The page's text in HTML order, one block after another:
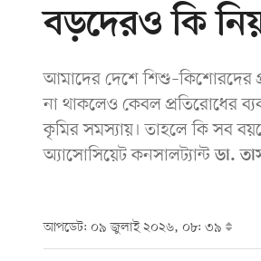
বড়দেরও কি
আমাদের দেশে শিশু–কিশোরদের
না থাকলেও কেবল প্রতিরোধের
কৃমির সমস্যায়। তাহলে কি সব
অ্যাসোসিয়েট কনসালট্যান্টডা.
আপডেট: ০৯ জুলাই ২০২৬, ০৮: ৩৯